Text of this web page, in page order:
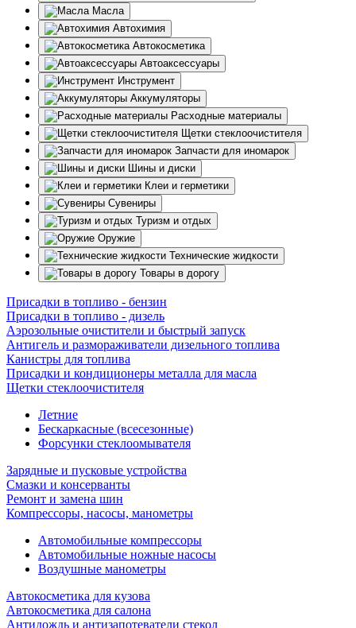
Масла
Автохимия
Автокосметика
Автоаксессуары
Инструмент
Аккумуляторы
Расходные материалы
Щетки стеклоочистителя
Запчасти для иномарок
Шины и диски
Клеи и герметики
Сувениры
Туризм и отдых
Оружие
Технические жидкости
Товары в дорогу
Присадки в топливо - бензин
Присадки в топливо - дизель
Аэрозольные очистители и быстрый запуск
Антигель и размораживатели дизельного топлива
Канистры для топлива
Присадки и кондиционеры металла для масла
Щетки стеклоочистителя
Летние
Бескаркасные (всесезонные)
Форсунки стеклоомывателя
Зарядные и пусковые устройства
Смазки и консерванты
Ремонт и замена шин
Компрессоры, насосы, манометры
Автомобильные компрессоры
Автомобильные ножные насосы
Воздушные манометры
Автокосметика для кузова
Автокосметика для салона
Антидождь и антизапотеватели стекол